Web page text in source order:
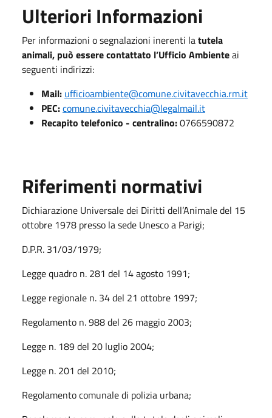
Ulteriori Informazioni
Per informazioni o segnalazioni inerenti latutela
animali, può essere contattato l’Ufficio Ambienteai
seguenti indirizzi:
Mail: ufficioambiente@comune.civitavecchia.rm.it
PEC:comune.civitavecchia@legalmail.it
Recapito telefonico - centralino:0766590872
Riferimenti normativi
Dichiarazione Universale dei Diritti dell’Animale del 15
ottobre 1978 presso la sede Unesco a Parigi;
D.P.R. 31/03/1979;
Legge quadro n. 281 del 14 agosto 1991;
Legge regionale n. 34 del 21 ottobre 1997;
Regolamento n. 988 del 26 maggio 2003;
Legge n. 189 del 20 luglio 2004;
Legge n. 201 del 2010;
Regolamento comunale di polizia urbana;